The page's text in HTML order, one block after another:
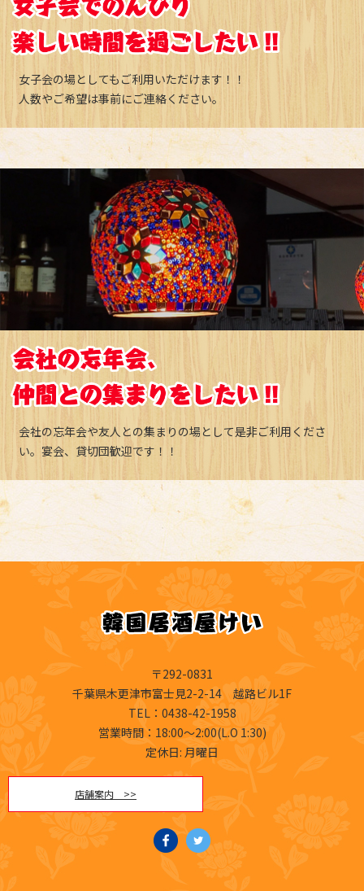
女子会の場としてもご利用いただけます！！
人数やご希望は事前にご連絡ください。
会社の忘年会や友人との集まりの場として是非ご利用くださ
い。宴会、貸切団歓迎です！！
〒292-0831
千葉県木更津市富士見2-2-14 越路ビル1F
TEL：0438-42-1958
営業時間：18:00～2:00(L.O 1:30)
定休日: 月曜日
店舗案内 >>